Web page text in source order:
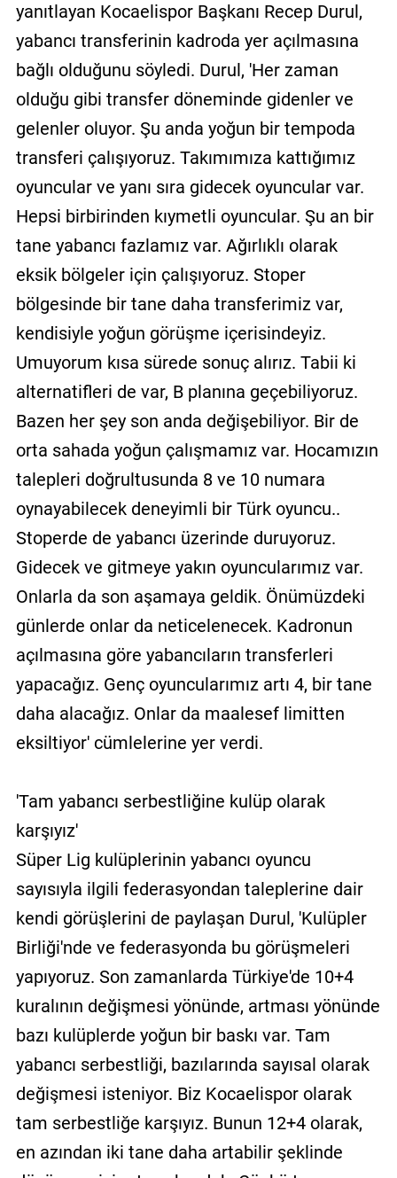
yanıtlayan Kocaelispor Başkanı Recep Durul,
yabancı transferinin kadroda yer açılmasına
bağlı olduğunu söyledi. Durul, 'Her zaman
olduğu gibi transfer döneminde gidenler ve
gelenler oluyor. Şu anda yoğun bir tempoda
transferi çalışıyoruz. Takımımıza kattığımız
oyuncular ve yanı sıra gidecek oyuncular var.
Hepsi birbirinden kıymetli oyuncular. Şu an bir
tane yabancı fazlamız var. Ağırlıklı olarak
eksik bölgeler için çalışıyoruz. Stoper
bölgesinde bir tane daha transferimiz var,
kendisiyle yoğun görüşme içerisindeyiz.
Umuyorum kısa sürede sonuç alırız. Tabii ki
alternatifleri de var, B planına geçebiliyoruz.
Bazen her şey son anda değişebiliyor. Bir de
orta sahada yoğun çalışmamız var. Hocamızın
talepleri doğrultusunda 8 ve 10 numara
oynayabilecek deneyimli bir Türk oyuncu..
Stoperde de yabancı üzerinde duruyoruz.
Gidecek ve gitmeye yakın oyuncularımız var.
Onlarla da son aşamaya geldik. Önümüzdeki
günlerde onlar da neticelenecek. Kadronun
açılmasına göre yabancıların transferleri
yapacağız. Genç oyuncularımız artı 4, bir tane
daha alacağız. Onlar da maalesef limitten
eksiltiyor' cümlelerine yer verdi.
'Tam yabancı serbestliğine kulüp olarak
karşıyız'
Süper Lig kulüplerinin yabancı oyuncu
sayısıyla ilgili federasyondan taleplerine dair
kendi görüşlerini de paylaşan Durul, 'Kulüpler
Birliği'nde ve federasyonda bu görüşmeleri
yapıyoruz. Son zamanlarda Türkiye'de 10+4
kuralının değişmesi yönünde, artması yönünde
bazı kulüplerde yoğun bir baskı var. Tam
yabancı serbestliği, bazılarında sayısal olarak
değişmesi isteniyor. Biz Kocaelispor olarak
tam serbestliğe karşıyız. Bunun 12+4 olarak,
en azından iki tane daha artabilir şeklinde